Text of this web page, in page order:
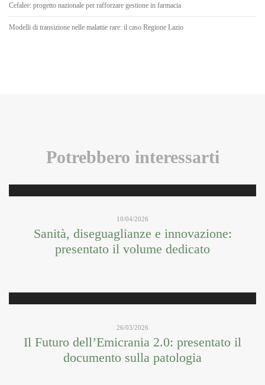
Cefalee: progetto nazionale per rafforzare gestione in farmacia
Modelli di transizione nelle malattie rare: il caso Regione Lazio
Potrebbero interessarti
10/04/2026
Sanità, diseguaglianze e innovazione:
presentato il volume dedicato
26/03/2026
Il Futuro dell’Emicrania 2.0: presentato il
documento sulla patologia